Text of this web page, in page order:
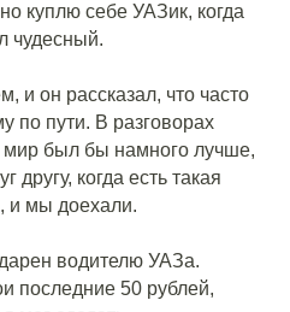
куплю себе УАЗик, когда
чудесный.
и он рассказал, что часто
по пути. В разговорах
был бы намного лучше,
другу, когда есть такая
и мы доехали.
водителю УАЗа.
последние 50 рублей,